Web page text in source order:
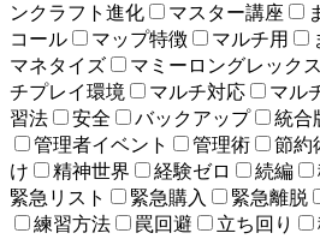
ンクラフト進化
マスター講座
コール
マップ特徴 マルチ用
マネタイズ
マミーロングレックス
チプレイ環境
マルチ対応 マル
習法
安全 バックアップ 統合
管理者イベント
管理術 節約
け
精神世界 経験ゼロ 続編
緊急リスト
緊急購入 緊急離脱
練習方法
罠回避 立ち回り